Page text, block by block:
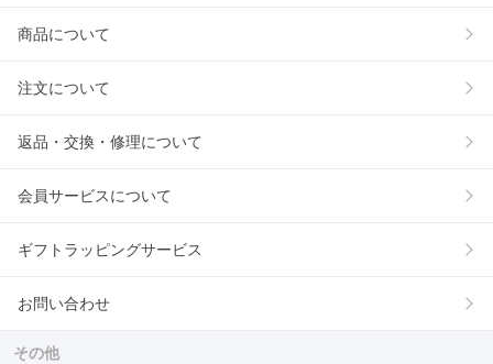
商品について
注文について
返品・交換・修理について
会員サービスについて
ギフトラッピングサービス
お問い合わせ
その他